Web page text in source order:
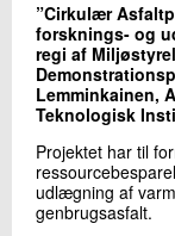
Skriv til mig
”Cirkulær
forsknings- og
regi af
Lemminkainen,
Teknologisk
Projektet har til
udlægning af
genbrugsasfalt.